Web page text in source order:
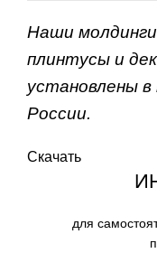
Наши
плинтусы и
установлены
России.
Скачать
для